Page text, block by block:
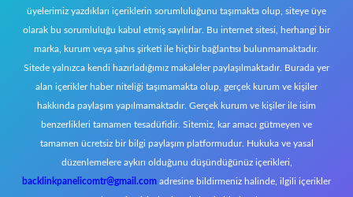
üyelerimiz yazdıkları içeriklerin sorumluluğunu taşımakta olup, siteye üye
olarak bu sorumluluğu kabul etmiş sayılırlar. Bu internet sitesi, herhangi bir
marka, kurum veya şahıs şirketi ile hiçbir bağlantısı bulunmamaktadır.
Sitede yalnızca kendi hazırladığımız makaleler paylaşılmaktadır. Burada yer
alan içerikler haber niteliği taşımamakta olup, gerçek kurum ve kişiler
hakkında paylaşım yapılmamaktadır. Gerçek kurum ve kişiler ile isim
benzerlikleri tamamen tesadüfidir. Sitemiz, kar amacı gütmeyen ve
tamamen ücretsiz bir bilgi paylaşım platformudur. Hukuka ve yasal
düzenlemelere aykırı olduğunu düşündüğünüz içerikleri,
backlinkpanelicomtr@gmail.com adresine bildirmeniz halinde, ilgili içerikler